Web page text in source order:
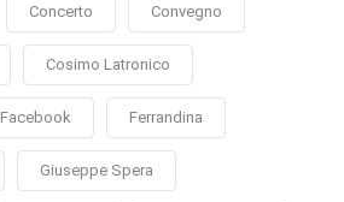
Concerto Convegno
Cosimo Latronico
Facebook Ferrandina
Giuseppe Spera